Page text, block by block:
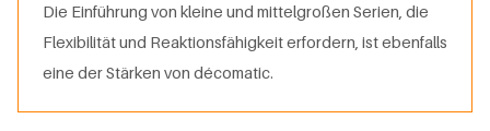
Die Einführung von kleine und mittelgroßen Serien, die
Flexibilität und Reaktionsfähigkeit erfordern, ist ebenfalls
eine der Stärken von décomatic.